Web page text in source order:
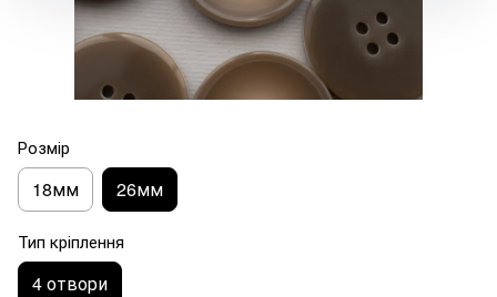
Розмір
18мм 26мм
Тип кріплення
4 отвори